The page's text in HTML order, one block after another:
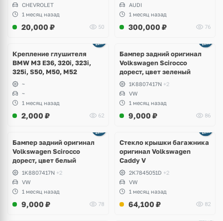
CHEVROLET
1 месяц назад
20,000 ₽ 50
AUDI
1 месяц назад
300,000 ₽ 76
Крепление глушителя
BMW M3 E36, 320i, 323i,
325i, S50, M50, M52
~
~
1 месяц назад
2,000 ₽ 62
Бампер задний оригинал
Volkswagen Scirocco
дорест, цвет зеленый
1K8807417N +2
VW
1 месяц назад
9,000 ₽ 86
Бампер задний оригинал
Volkswagen Scirocco
дорест, цвет белый
1K8807417N +2
VW
1 месяц назад
9,000 ₽ 78
Стекло крышки багажника
оригинал Volkswagen
Caddy V
2K7845051D +2
VW
1 месяц назад
64,100 ₽ 82